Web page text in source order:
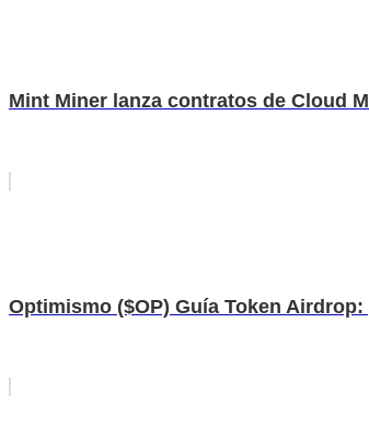
Mint Miner lanza contratos de Cloud
Optimismo ($OP) Guía Token